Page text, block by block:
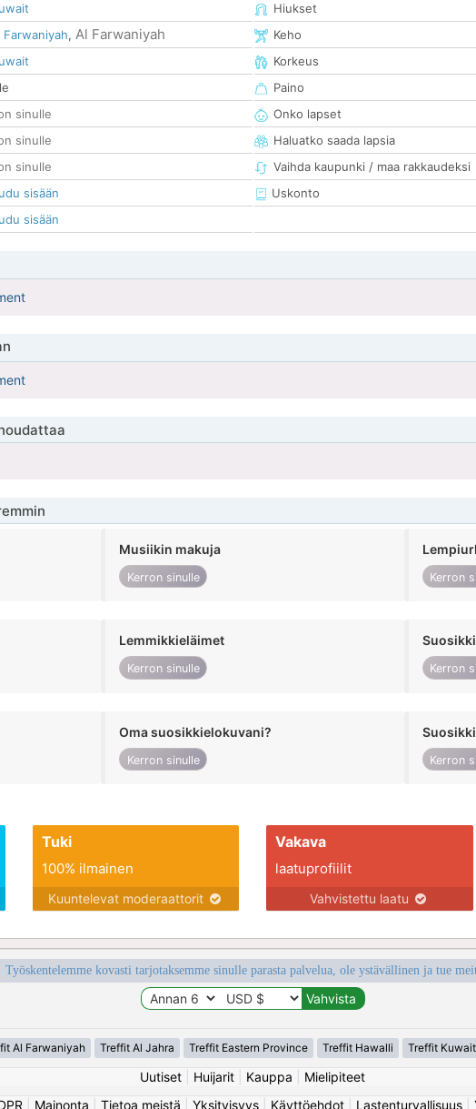
Farwaniyah, Al Farwaniyah
sinulle
sinulle
sinulle
sisään
sisään
Hiukset
Keho
Korkeus
Paino
Onko lapset
Haluatko saada lapsia
Vaihda kaupunki / maa rakkaudeksi
Uskonto
Musiikin makuja
Kerron sinulle Kerron
Lemmikkieläimet
Kerron sinulle Kerron
Oma suosikkielokuvani?
Kerron sinulle Kerron
Tuki
100% ilmainen
Kuuntelevat moderaattorit
Vakava
laatuprofiilit
Vahvistettu laatu
Työskentelemme kovasti tarjotaksemme sinulle parasta palvelua, ole ystävällinen ja tue
Al Farwaniyah Treffit Al Jahra Treffit Eastern Province Treffit Hawalli Treffit Kuwait
Uutiset Huijarit Kauppa
Mielipiteet
Mainonta Tietoa meistä Yksityisyys| Käyttöehdot| Lastenturvallisuus|